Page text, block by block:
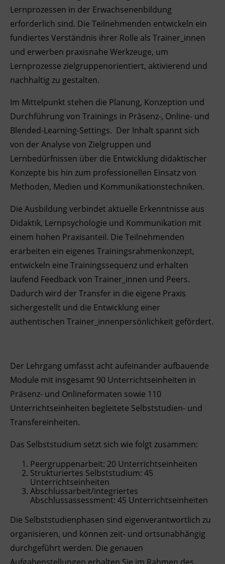
Ingenieurzertifizierung
Deutsch und Integration
Akademisches Studienzentrum
Digitales Lernen
BFI Reutte
BFI Schwaz
Lernprozessen in der Erwachsenenbildung
erforderlich sind. Die Teilnehmenden entwickeln ein
fundiertes Verständnis ihrer Rolle als Trainer_innen
und erwerben praxisnahe Werkzeuge, um
Lernprozesse zielgruppenorientiert, aktivierend und
nachhaltig zu gestalten.
Im Mittelpunkt stehen die Planung, Konzeption und
Durchführung von Trainings in Präsenz-, Online- und
Blended-Learning-Settings. Der Inhalt spannt sich
von der Analyse von Zielgruppen und
Lernbedürfnissen über die Entwicklung didaktischer
Konzepte bis hin zum professionellen Einsatz von
Methoden, Medien und Kommunikationstechniken.
Die Ausbildung verbindet aktuelle Erkenntnisse aus
Didaktik, Lernpsychologie und Kommunikation mit
einem hohen Praxisanteil. Die Teilnehmenden
erarbeiten ein eigenes Trainingsrahmenkonzept,
entwickeln eine Trainingssequenz und erhalten
laufend Feedback von Trainer_innen und Peers.
Dadurch wird der Transfer in die eigene Praxis
sichergestellt und die Entwicklung einer
authentischen Trainer_innenpersönlichkeit gefördert.
Der Lehrgang umfasst acht aufeinander aufbauende
Module mit insgesamt 90 Unterrichtseinheiten in
Präsenz- und Onlineformaten sowie 110
Unterrichtseinheiten begleitete Selbststudien- und
Transfereinheiten.
Das Selbststudium setzt sich wie folgt zusammen:
Peergruppenarbeit: 20 Unterrichtseinheiten
Strukturiertes Selbststudium: 45
Unterrichtseinheiten
Abschlussarbeit/integriertes
Abschlussassessment: 45 Unterrichtseinheiten
Die Selbststudienphasen sind eigenverantwortlich zu
organisieren, und können zeit- und ortsunabhängig
durchgeführt werden. Die genauen